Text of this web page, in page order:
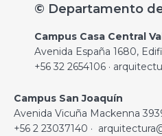
© Departamento
Campus Casa Central
Avenida España 1680,
+56 32 2654106 ·
Campus San Joaquín
Avenida Vicuña Mackenna
+56 2 23037140 ·